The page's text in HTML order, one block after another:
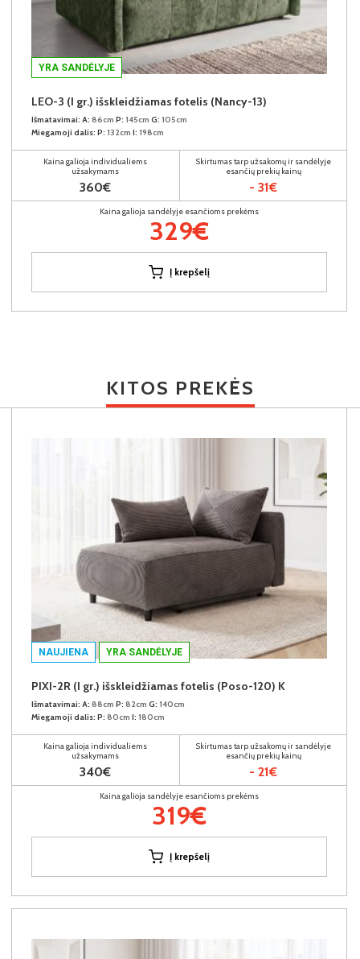
YRA SANDĖLYJE
LEO-3 (I gr.) išskleidžiamas fotelis (Nancy-13)
Išmatavimai: A: 86cm P: 145cm G: 105cm
Miegamoji dalis: P: 132cm I: 198cm
Kaina galioja individualiems
užsakymams
360€
Skirtumas tarp užsakomų ir sandėlyje
esančių prekių kainų
- 31€
Kaina galioja sandėlyje esančioms prekėms
329€
Į krepšelį
KITOS PREKĖS
NAUJIENA YRA SANDĖLYJE
PIXI-2R (I gr.) išskleidžiamas fotelis (Poso-120) K
Išmatavimai: A: 88cm P: 82cm G: 140cm
Miegamoji dalis: P: 80cm I: 180cm
Kaina galioja individualiems
užsakymams
340€
Skirtumas tarp užsakomų ir sandėlyje
esančių prekių kainų
- 21€
Kaina galioja sandėlyje esančioms prekėms
319€
Į krepšelį